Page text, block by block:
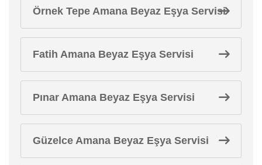
Örnek Tepe Amana Beyaz Eşya Servisi
Fatih Amana Beyaz Eşya Servisi
Pınar Amana Beyaz Eşya Servisi
Güzelce Amana Beyaz Eşya Servisi